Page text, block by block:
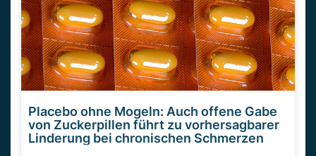
Placebo ohne Mogeln: Auch offene Gabe
von Zuckerpillen führt zu vorhersagbarer
Linderung bei chronischen Schmerzen